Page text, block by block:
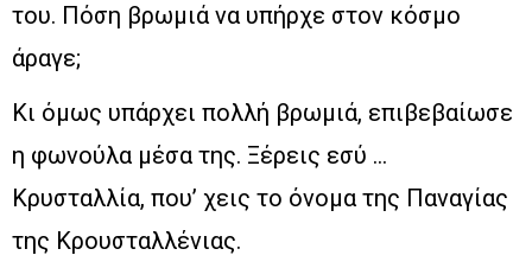
του. Πόση βρωμιά να υπήρχε στον κόσμο
άραγε;
Κι όμως υπάρχει πολλή βρωμιά, επιβεβαίωσε
η φωνούλα μέσα της. Ξέρεις εσύ …
Κρυσταλλία, που’ χεις το όνομα της Παναγίας
της Κρουσταλλένιας.